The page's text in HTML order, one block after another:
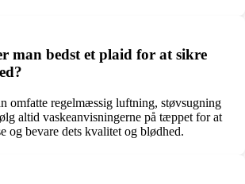
man bedst et plaid for at sikre
omfatte regelmæssig luftning, støvsugning
altid vaskeanvisningerne på tæppet for at
og bevare dets kvalitet og blødhed.